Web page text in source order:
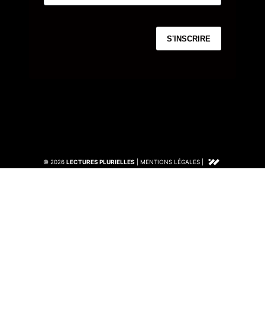
© 2026 LECTURES PLURIELLES MENTIONS LÉGALES